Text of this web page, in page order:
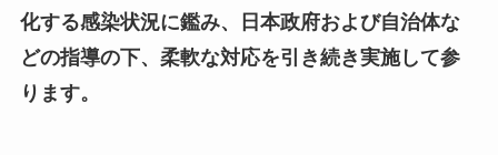
化する感染状況に鑑み、日本政府および自治体な
どの指導の下、柔軟な対応を引き続き実施して参
ります。